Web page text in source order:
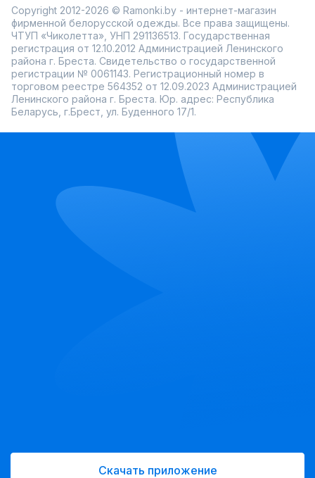
повседневной одеждой, так и с более строгими
нарядами.
2. Учитывайте назначение
Подумайте, для каких условий вам нужен верхняя
одежда. Если вы планируете носить шубу в условиях
сильного мороза, выбирайте утепленные модели с
дополнительным слоем изоляции. Для более теплых зим
подойдут легкие дубленки.
3. Обратите внимание на материал
При выборе шубы или дубленки обратите внимание на
: Обеспечивает отличную
теплоизоляцию и выглядит стильно, но требует более
Искусственный мех
: Легче в уходе, доступнее по цене,
при этом также обладает хорошими теплоизоляционными
свойствами.
Кожаные дубленки: Практичны и долговечны, их легко
зависимости от стиля и удобства.
Copyright 2012-2026 © Ramonki.by - интернет-магазин
фирменной белорусской одежды. Все права защищены.
ЧТУП «Чиколетта», УНП 291136513. Государственная
регистрация от 12.10.2012 Администрацией Ленинского
района г. Бреста. Свидетельство о государственной
регистрации № 0061143. Регистрационный номер в
торговом реестре 564352 от 12.09.2023 Администрацией
Ленинского района г. Бреста. Юр. адрес: Республика
Беларусь, г.Брест, ул. Буденного 17/1.
Скачать приложение